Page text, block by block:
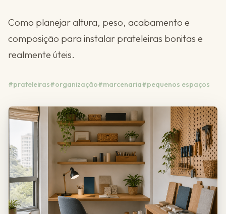
Como planejar altura, peso, acabamento e
composição para instalar prateleiras bonitas e
realmente úteis.
#prateleiras#organização#marcenaria#pequenos espaços